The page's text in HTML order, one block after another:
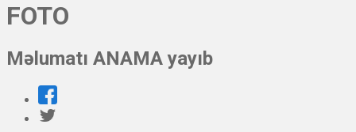
FOTO
Məlumatı ANAMA yayıb